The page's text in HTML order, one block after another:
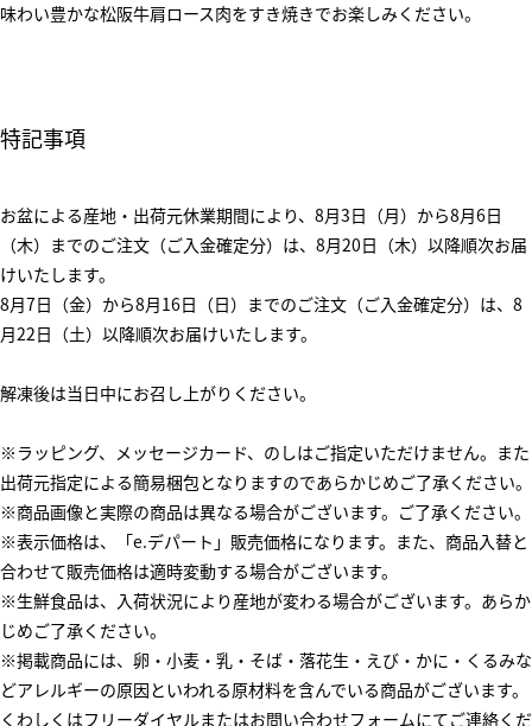
味わい豊かな松阪牛肩ロース肉をすき焼きでお楽しみください。
特記事項
お盆による産地・出荷元休業期間により、8月3日（月）から8月6日
（木）までのご注文（ご入金確定分）は、8月20日（木）以降順次お届
けいたします。
8月7日（金）から8月16日（日）までのご注文（ご入金確定分）は、8
月22日（土）以降順次お届けいたします。
解凍後は当日中にお召し上がりください。
※ラッピング、メッセージカード、のしはご指定いただけません。また
出荷元指定による簡易梱包となりますのであらかじめご了承ください。
※商品画像と実際の商品は異なる場合がございます。ご了承ください。
※表示価格は、「e.デパート」販売価格になります。また、商品入替と
合わせて販売価格は適時変動する場合がございます。
※生鮮食品は、入荷状況により産地が変わる場合がございます。あらか
じめご了承ください。
※掲載商品には、卵・小麦・乳・そば・落花生・えび・かに・くるみな
どアレルギーの原因といわれる原材料を含んでいる商品がございます。
くわしくはフリーダイヤルまたはお問い合わせフォームにてご連絡くだ